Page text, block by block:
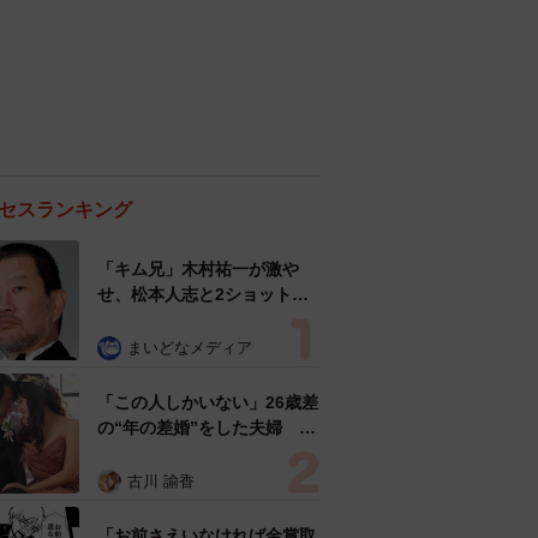
スランキング
「キム兄」木村祐一が激や
せ、松本人志と2ショット
「テキヤの兄さん」
まいどなメディア
「この人しかいない」26歳差
の“年の差婚”をした夫婦 出
た？ 今の思いを聞いた
古川 諭香